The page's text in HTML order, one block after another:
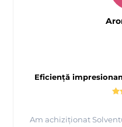
Eficiență
Am achiziționat